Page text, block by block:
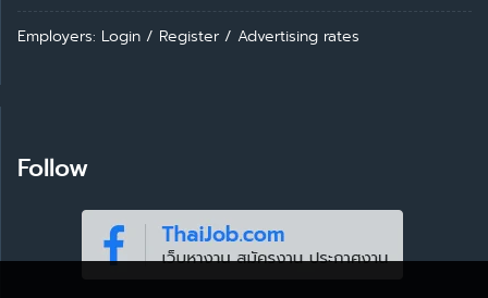
Employers: Login / Register / Advertising rates
Follow